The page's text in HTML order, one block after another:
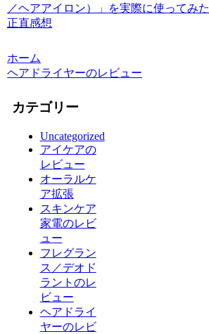
／ヘアアイロン）」を実際に使ってみた
正直感想
ホーム
ヘアドライヤーのレビュー
カテゴリー
Uncategorized
アイケアの
レビュー
オーラルケ
ア拡張
スキンケア
家電のレビ
ュー
フレグラン
ス／デオド
ラントのレ
ビュー
ヘアドライ
ヤーのレビ